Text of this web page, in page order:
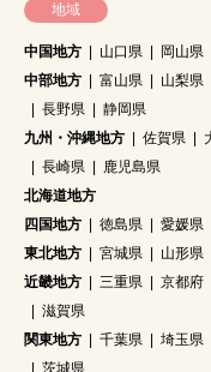
地域
中国地方 山口県 岡山県
中部地方
富山県 山梨県
長野県
静岡県
九州・沖縄地方
佐賀県
長崎県
鹿児島県
北海道地方
四国地方
徳島県 愛媛県
東北地方
宮城県 山形県
近畿地方
三重県 京都府
滋賀県
関東地方
千葉県 埼玉県
茨城県